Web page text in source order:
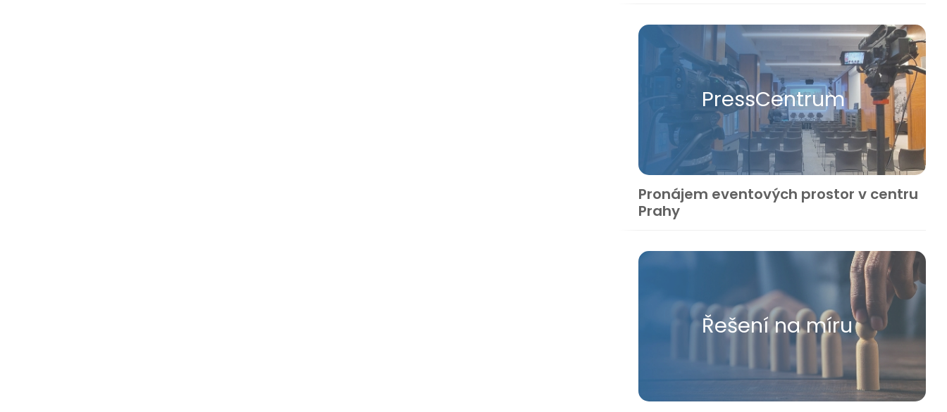
Press​Centrum
Pronájem eventových prostor v centru
Prahy
Řešení na míru